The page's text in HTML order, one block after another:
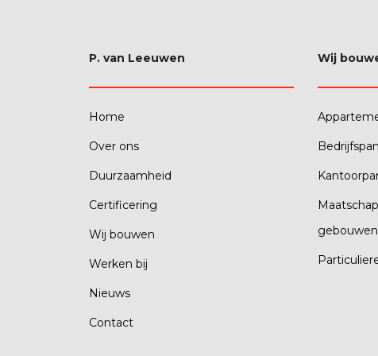
P. van Leeuwen
Home
Over ons
Duurzaamheid
Certificering
Wij bouwen
Werken bij
Nieuws
Contact
Wij
gebouwen